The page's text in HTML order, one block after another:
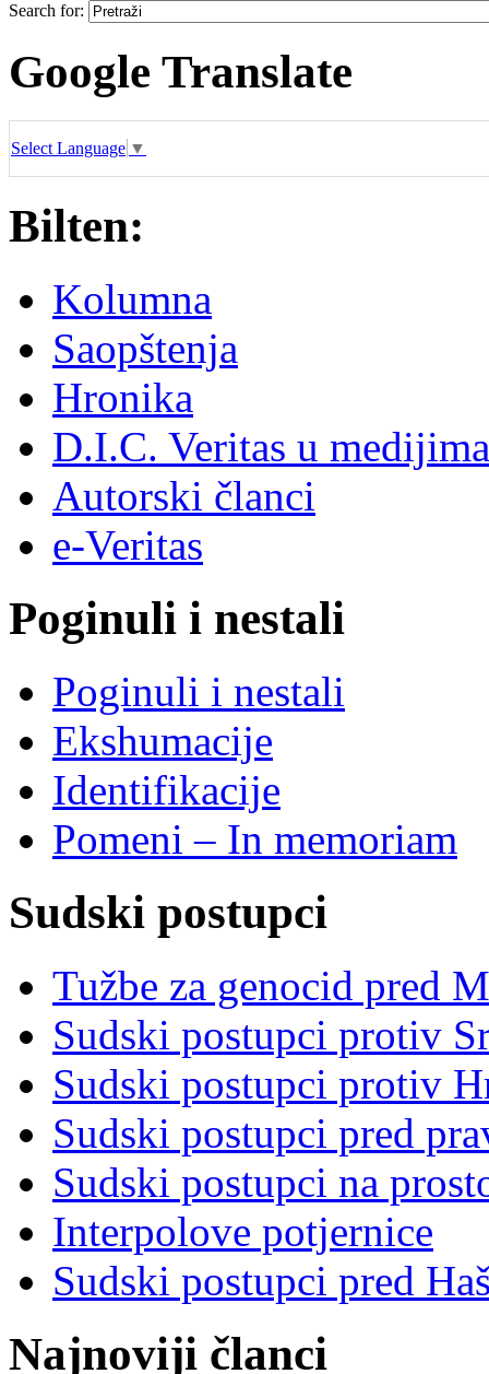
Search for:
Google Translate
Select Language ▼
Bilten:
Kolumna
Saopštenja
Hronika
D.I.C. Veritas u medijima
Autorski članci
e-Veritas
Poginuli i nestali
Poginuli i nestali
Ekshumacije
Identifikacije
Pomeni – In memoriam
Sudski postupci
Tužbe za genocid pred
Sudski postupci protiv
Sudski postupci protiv
Sudski postupci pred
Sudski postupci na
Interpolove potjernice
Sudski postupci pred
Najnoviji članci